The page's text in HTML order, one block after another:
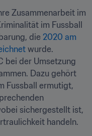
Zusammenarbeit im
im Fussball
die 2020 am
wurde.
bei der Umsetzung
Dazu gehört
Fussball ermutigt,
sichergestellt ist,
handeln.